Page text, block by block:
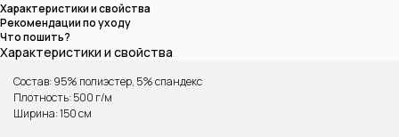
Характеристики и свойства
Рекомендации по уходу
Что пошить?
Характеристики и свойства
Состав: 95% полиэстер, 5% спандекс
Плотность: 500 г/м
Ширина: 150 см